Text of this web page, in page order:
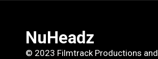
NuHeadz
© 2023 Filmtrack Productions and